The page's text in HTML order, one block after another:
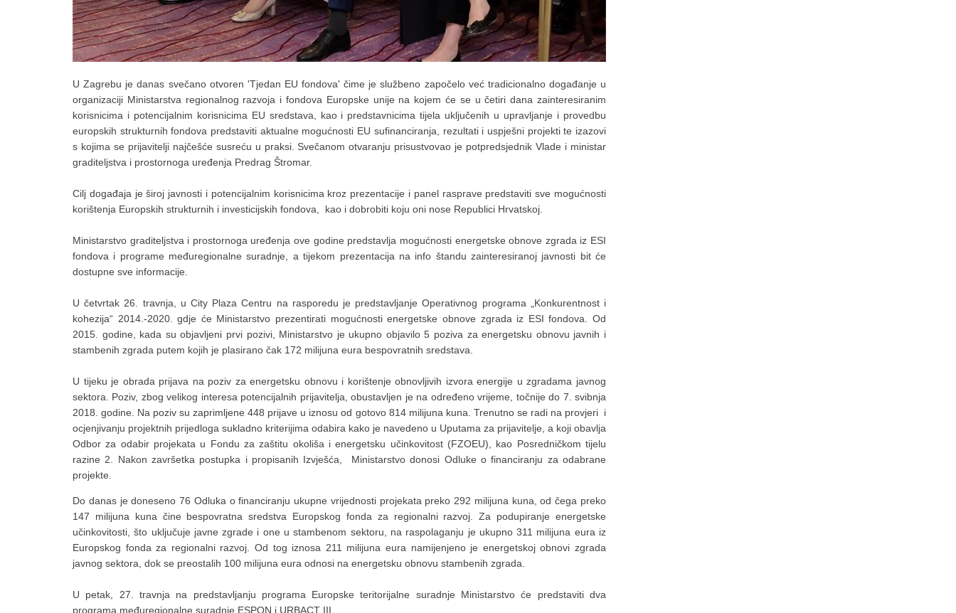
U Zagrebu je danas svečano otvoren 'Tjedan EU fondova' čime je službeno započelo već tradicionalno događanje u
organizaciji Ministarstva regionalnog razvoja i fondova Europske unije na kojem će se u četiri dana zainteresiranim
korisnicima i potencijalnim korisnicima EU sredstava, kao i predstavnicima tijela uključenih u upravljanje i provedbu
europskih strukturnih fondova predstaviti aktualne mogućnosti EU sufinanciranja, rezultati i uspješni projekti te izazovi
s kojima se prijavitelji najčešće susreću u praksi. Svečanom otvaranju prisustvovao je potpredsjednik Vlade i ministar
graditeljstva i prostornoga uređenja Predrag Štromar.
Cilj događaja je široj javnosti i potencijalnim korisnicima kroz prezentacije i panel rasprave predstaviti sve mogućnosti
korištenja Europskih strukturnih i investicijskih fondova, kao i dobrobiti koju oni nose Republici Hrvatskoj.
Ministarstvo graditeljstva i prostornoga uređenja ove godine predstavlja mogućnosti energetske obnove zgrada iz ESI
fondova i programe međuregionalne suradnje, a tijekom prezentacija na info štandu zainteresiranoj javnosti bit će
dostupne sve informacije.
U četvrtak 26. travnja, u City Plaza Centru na rasporedu je predstavljanje Operativnog programa „Konkurentnost i
kohezija“ 2014.-2020. gdje će Ministarstvo prezentirati mogućnosti energetske obnove zgrada iz ESI fondova. Od
2015. godine, kada su objavljeni prvi pozivi, Ministarstvo je ukupno objavilo 5 poziva za energetsku obnovu javnih i
stambenih zgrada putem kojih je plasirano čak 172 milijuna eura bespovratnih sredstava.
U tijeku je obrada prijava na poziv za energetsku obnovu i korištenje obnovljivih izvora energije u zgradama javnog
sektora. Poziv, zbog velikog interesa potencijalnih prijavitelja, obustavljen je na određeno vrijeme, točnije do 7. svibnja
2018. godine. Na poziv su zaprimljene 448 prijave u iznosu od gotovo 814 milijuna kuna. Trenutno se radi na provjeri i
ocjenjivanju projektnih prijedloga sukladno kriterijima odabira kako je navedeno u Uputama za prijavitelje, a koji obavlja
Odbor za odabir projekata u Fondu za zaštitu okoliša i energetsku učinkovitost (FZOEU), kao Posredničkom tijelu
razine 2. Nakon završetka postupka i propisanih Izvješća, Ministarstvo donosi Odluke o financiranju za odabrane
projekte.
Do danas je doneseno 76 Odluka o financiranju ukupne vrijednosti projekata preko 292 milijuna kuna, od čega preko
147 milijuna kuna čine bespovratna sredstva Europskog fonda za regionalni razvoj. Za podupiranje energetske
učinkovitosti, što uključuje javne zgrade i one u stambenom sektoru, na raspolaganju je ukupno 311 milijuna eura iz
Europskog fonda za regionalni razvoj. Od tog iznosa 211 milijuna eura namijenjeno je energetskoj obnovi zgrada
javnog sektora, dok se preostalih 100 milijuna eura odnosi na energetsku obnovu stambenih zgrada.
U petak, 27. travnja na predstavljanju programa Europske teritorijalne suradnje Ministarstvo će predstaviti dva
programa međuregionalne suradnje ESPON i URBACT III.